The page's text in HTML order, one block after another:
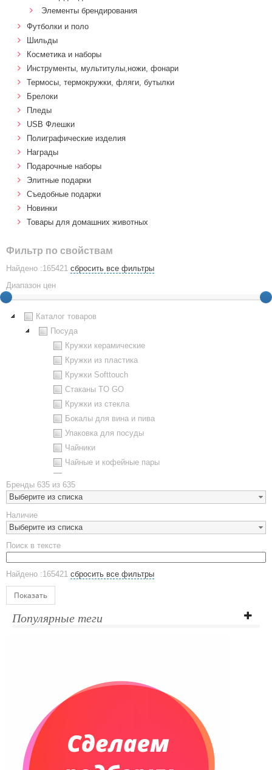
Элементы брендирования
Футболки и поло
Шильды
Косметика и наборы
Инструменты, мультитулы,ножи, фонари
Термосы, термокружки, фляги, бутылки
Брелоки
Пледы
USB Флешки
Полиграфические изделия
Награды
Подарочные наборы
Элитные подарки
Cъедобные подарки
Новинки
Товары для домашних животных
Фильтр по свойствам
Найдено :165421 сбросить все фильтры
Диапазон цен
Каталог товаров
Посуда
Кружки керамические
Кружки из пластика
Кружки Softtouch
Стаканы TO GO
Кружки из стекла
Бокалы для вина и пива
Упаковка для посуды
Чайники
Чайные и кофейные пары
Наборы посуды
Предметы сервировки
Стаканы
Эко кружки
ЕВРОПОСУДА
Аксессуары
Ежедневники и блокноты
Датированные ежедневники
Планинги недатированные
Телефонные книжки
Сумки и Рюкзаки
Сумки для планшетов и ноутбуков
Бренды 635 из 635
Выберите из списка
Наличие
Выберите из списка
Поиск в тексте
Найдено :165421 сбросить все фильтры
Показать
Популярные теги